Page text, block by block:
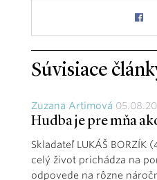
Súvisiace
Zuzana Artimová
Hudba je pre mňa
Skladateľ LUKÁŠ
celý život prichádza na
odpovede na rôzne